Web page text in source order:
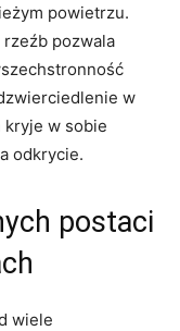
powietrzu.
pozwala
w
kryje w sobie
odkrycie.
postaci
wiele